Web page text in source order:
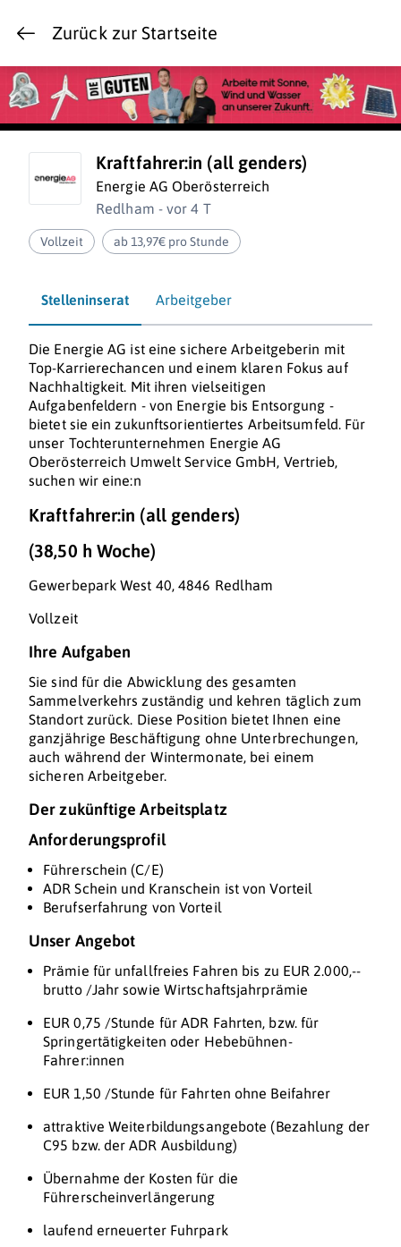
Zurück zur Startseite
Kraftfahrer:in (all genders)
Energie AG Oberösterreich
Redlham - vor 4 T
Vollzeit ab 13,97€ pro Stunde
Stelleninserat Arbeitgeber
Die Energie AG ist eine sichere Arbeitgeberin mit
Top-Karrierechancen und einem klaren Fokus auf
Nachhaltigkeit. Mit ihren vielseitigen
Aufgabenfeldern - von Energie bis Entsorgung -
bietet sie ein zukunftsorientiertes Arbeitsumfeld. Für
unser Tochterunternehmen Energie AG
Oberösterreich Umwelt Service GmbH, Vertrieb,
suchen wir eine:n
Kraftfahrer:in (all genders)
(38,50 h Woche)
Gewerbepark West 40, 4846 Redlham
Vollzeit
Ihre Aufgaben
Sie sind für die Abwicklung des gesamten
Sammelverkehrs zuständig und kehren täglich zum
Standort zurück. Diese Position bietet Ihnen eine
ganzjährige Beschäftigung ohne Unterbrechungen,
auch während der Wintermonate, bei einem
sicheren Arbeitgeber.
Der zukünftige Arbeitsplatz
Anforderungsprofil
Führerschein (C/E)
ADR Schein und Kranschein ist von Vorteil
Berufserfahrung von Vorteil
Unser Angebot
Prämie für unfallfreies Fahren bis zu EUR 2.000,--
brutto /Jahr sowie Wirtschaftsjahrprämie
EUR 0,75 /Stunde für ADR Fahrten, bzw. für
Springertätigkeiten oder Hebebühnen-
Fahrer:innen
EUR 1,50 /Stunde für Fahrten ohne Beifahrer
attraktive Weiterbildungsangebote (Bezahlung der
C95 bzw. der ADR Ausbildung)
Übernahme der Kosten für die
Führerscheinverlängerung
laufend erneuerter Fuhrpark